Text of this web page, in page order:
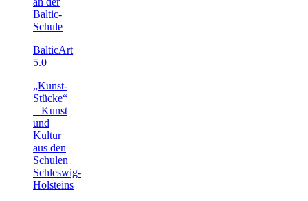
Baltic-
Schule
BalticArt
5.0
„Kunst-
Stücke“
– Kunst
und
Kultur
aus den
Schulen
Schleswig-
Holsteins